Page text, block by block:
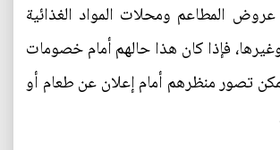
المطاعم ومحلات المواد الغذائية
فإذا كان هذا حالهم أمام خصومات
تصور منظرهم أمام إعلان عن طعام أو